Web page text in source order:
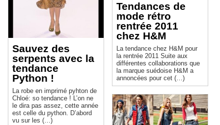
Sauvez des
serpents avec la
tendance
Python !
La robe en imprimé pyhton de
Chloé: so tendance ! L’on ne
le dira pas assez, cette année
est celle du python. D’abord
vu sur les (…)
Tendances de
mode rétro
rentrée 2011
chez H&M
La tendance chez H&M pour
la rentrée 2011 Suite aux
différentes collaborations que
la marque suédoise H&M a
annoncées pour cet (…)